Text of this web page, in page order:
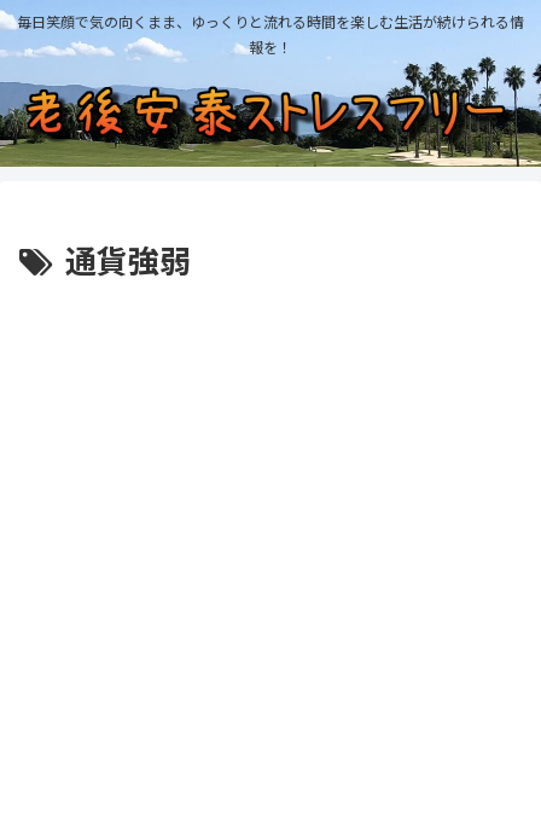
毎日笑顔で気の向くまま、ゆっくりと流れる時間を楽しむ生活が続けられる情
報を！
通貨強弱